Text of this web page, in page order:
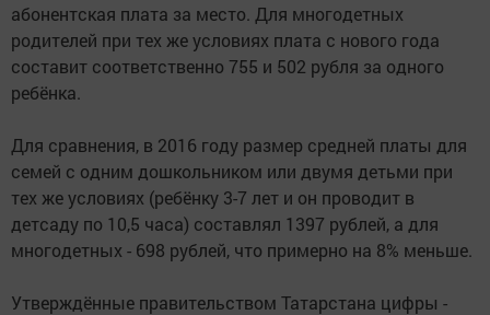
абонентская плата за место. Для многодетных
родителей при тех же условиях плата с нового года
составит соответственно 755 и 502 рубля за одного
ребёнка.
Для сравнения, в 2016 году размер средней платы для
семей с одним дошкольником или двумя детьми при
тех же условиях (ребёнку 3-7 лет и он проводит в
детсаду по 10,5 часа) составлял 1397 рублей, а для
многодетных - 698 рублей, что примерно на 8% меньше.
Утверждённые правительством Татарстана цифры -